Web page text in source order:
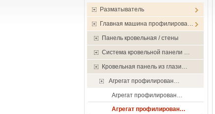
Разматыватель
Главная машина профилирова…
Панель кровельная / стены
Система кровельной панели …
Кровельная панель из глази…
Агрегат профилирован…
Агрегат профилирован…
Агрегат профилирован…